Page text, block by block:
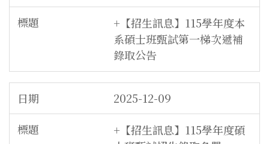
+【招生訊息】115學年度本
系碩士班甄試第一梯次遞補
錄取公告
2025-12-09
+【招生訊息】115學年度碩